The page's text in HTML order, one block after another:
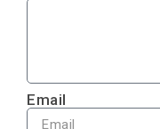
Email